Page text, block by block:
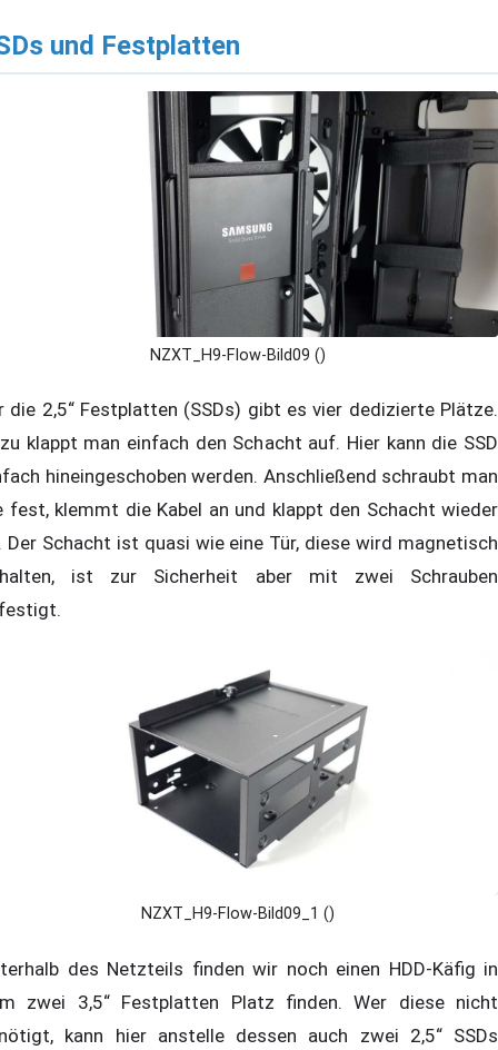
und Festplatten
NZXT_H9-Flow-Bild09 ()
die 2,5“ Festplatten (SSDs) gibt es vier dedizierte Plätze.
klappt man einfach den Schacht auf. Hier kann die SSD
hineingeschoben werden. Anschließend schraubt man
fest, klemmt die Kabel an und klappt den Schacht wieder
Der Schacht ist quasi wie eine Tür, diese wird magnetisch
ist zur Sicherheit aber mit zwei Schrauben
NZXT_H9-Flow-Bild09_1 ()
des Netzteils finden wir noch einen HDD-Käfig in
zwei 3,5“ Festplatten Platz finden. Wer diese nicht
kann hier anstelle dessen auch zwei 2,5“ SSDs